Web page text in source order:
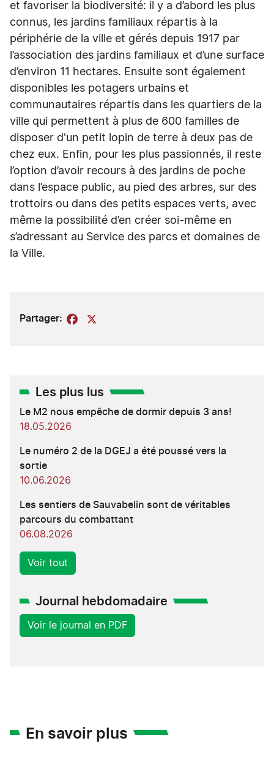
et favoriser la biodiversité: il y a d’abord les plus
connus, les jardins familiaux répartis à la
périphérie de la ville et gérés depuis 1917 par
l’association des jardins familiaux et d’une surface
d’environ 11 hectares. Ensuite sont également
disponibles les potagers urbains et
communautaires répartis dans les quartiers de la
ville qui permettent à plus de 600 familles de
disposer d'un petit lopin de terre à deux pas de
chez eux. Enfin, pour les plus passionnés, il reste
l’option d’avoir recours à des jardins de poche
dans l’espace public, au pied des arbres, sur des
trottoirs ou dans des petits espaces verts, avec
même la possibilité d’en créer soi-même en
s’adressant au Service des parcs et domaines de
la Ville.
Partager: Facebook
Les plus lus
Le M2 nous empêche de dormir depuis 3 ans!
18.05.2026
Le numéro 2 de la DGEJ a été poussé vers la
sortie
10.06.2026
Les sentiers de Sauvabelin sont de véritables
parcours du combattant
06.08.2026
Voir tout
Journal hebdomadaire
Voir le journal en PDF
En savoir plus